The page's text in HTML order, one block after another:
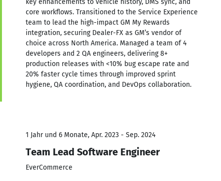
core workflows. Transitioned to the Service Experience
team to lead the high-impact GM My Rewards
integration, securing Dealer-FX as GM’s vendor of
choice across North America. Managed a team of 4
developers and 2 QA engineers, delivering 8+
production releases with <10% bug escape rate and
20% faster cycle times through improved sprint
hygiene, QA coordination, and DevOps collaboration.
1 Jahr und 6 Monate, Apr. 2023 - Sep. 2024
Team Lead Software Engineer
EverCommerce